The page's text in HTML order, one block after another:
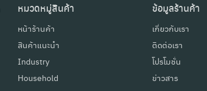
หมวดหมู่สินค้า
หน้าร้านค้า
สินค้าแนะนำ
Industry
Household
ข้อมูลร้านค้า
เกี่ยวกับเรา
ติดต่อเรา
โปรโมชั่น
ข่าวสาร